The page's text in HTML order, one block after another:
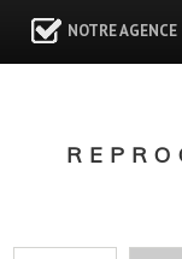
NOTRE AGENCE